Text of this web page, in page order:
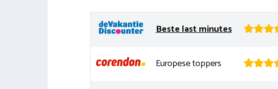
Beste last minutes
Europese toppers